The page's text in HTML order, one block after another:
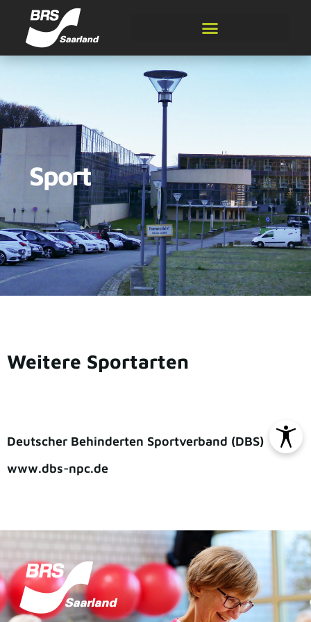
Sport
Weitere Sportarten
Deutscher Behinderten Sportverband (DBS)
www.dbs-npc.de